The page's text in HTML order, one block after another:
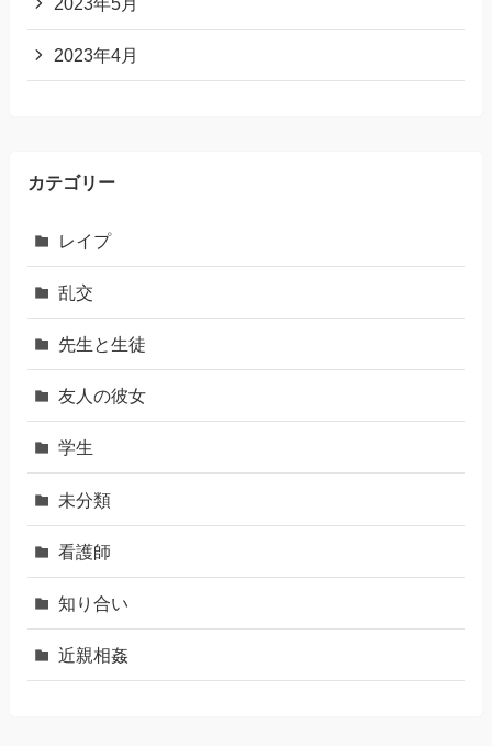
2023年4月
カテゴリー
レイプ
乱交
先生と生徒
友人の彼女
学生
未分類
看護師
知り合い
近親相姦